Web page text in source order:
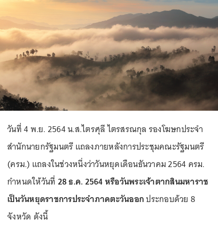
วันที่ 4 พ.ย. 2564 น.ส.ไตรศุลี ไตรสรณกุล รองโฆษกประจำ
สำนักนายกรัฐมนตรี แถลงภายหลังการประชุมคณะรัฐมนตรี
(ครม.) แถลงในช่วงหนึ่งว่าวันหยุดเดือนธันวาคม 2564 ครม.
กำหนดให้วันที่ 28 ธ.ค. 2564 หรือวันพระเจ้าตากสินมหาราช
เป็นวันหยุดราชการประจำภาคตะวันออกประกอบด้วย 8
จังหวัด ดังนี้